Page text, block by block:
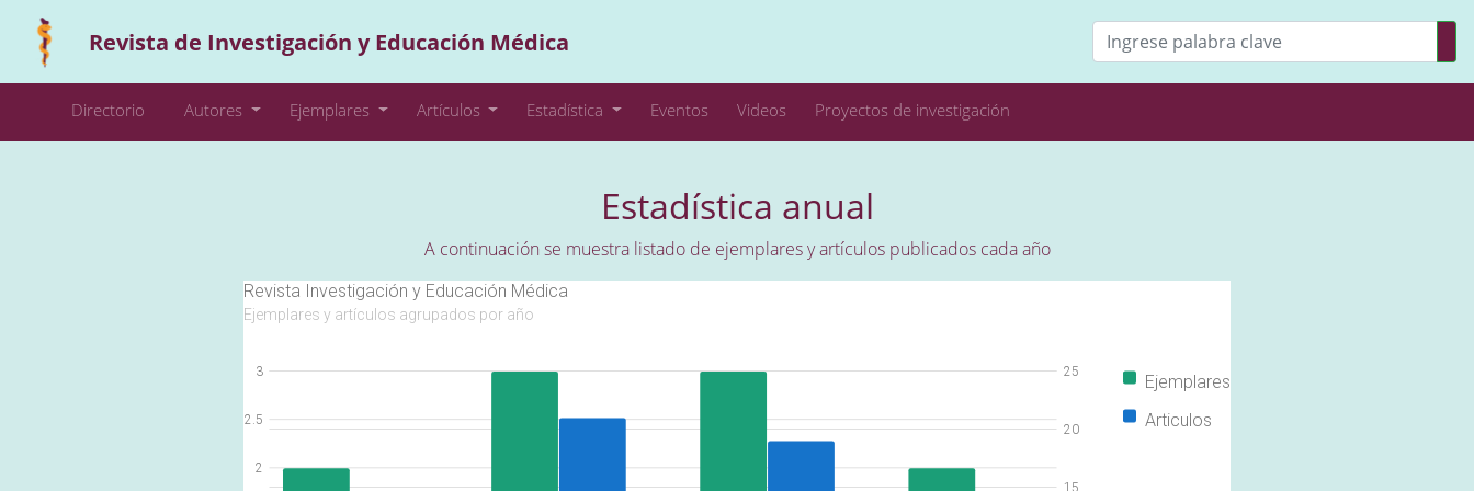
Revista de Investigación y Educación Médica
Directorio Autores Ejemplares Artículos Estadística Eventos Videos Proyectos de investigación
Estadística anual
A continuación se muestra listado de ejemplares y artículos publicados cada año
Revista Investigación y Educación Médica
Ejemplares y artículos agrupados por año
Ejemplares
Articulos
2
2.5
3
15
20
25